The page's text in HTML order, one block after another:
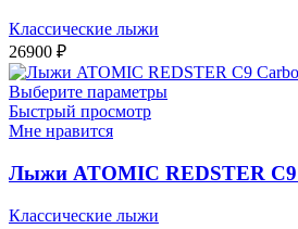
Классические лыжи
26900 ₽
Выберите параметры
Быстрый просмотр
Мне нравится
Лыжи ATOMIC REDSTER
Классические лыжи